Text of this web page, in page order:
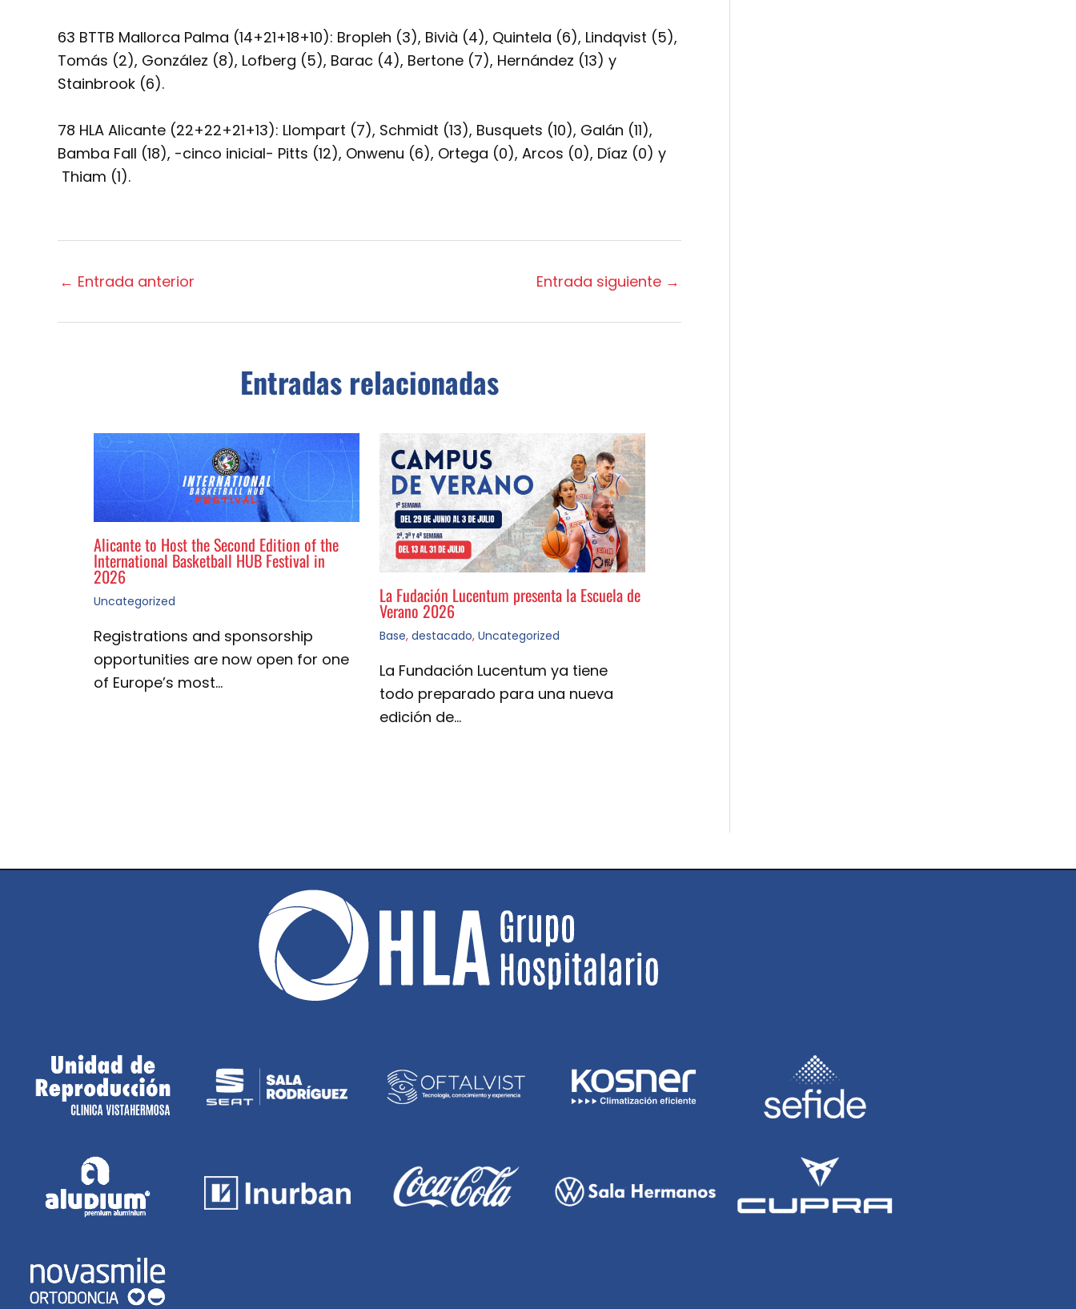
63 BTTB Mallorca Palma (14+21+18+10): Bropleh (3), Bivià (4), Quintela (6), Lindqvist (5),
Tomás (2), González (8), Lofberg (5), Barac (4), Bertone (7), Hernández (13) y
Stainbrook (6).
78 HLA Alicante (22+22+21+13): Llompart (7), Schmidt (13), Busquets (10), Galán (11),
Bamba Fall (18), -cinco inicial- Pitts (12), Onwenu (6), Ortega (0), Arcos (0), Díaz (0) y
Thiam (1).
← Entrada anterior Entrada siguiente →
Entradas relacionadas
Alicante to Host the Second Edition of the
International Basketball HUB Festival in
2026
Uncategorized
Registrations and sponsorship
opportunities are now open for one
of Europe’s most…
La Fudación Lucentum presenta la Escuela de
Verano 2026
Base, destacado, Uncategorized
La Fundación Lucentum ya tiene
todo preparado para una nueva
edición de…